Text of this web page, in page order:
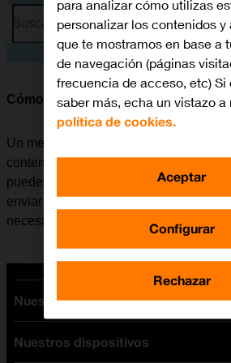
Busca por problema o tema
Cómo escribir y enviar un MMS
Un mensaje multimedia (MMS) es un
contener imágenes y otros archivos
pueden enviar a otros teléfonos
enviar ni recibir MMS después de
necesario
configurar el móvil para MMS
Nuestras tarifas
Tarifas Orange
Nuestros dispositivos
para analizar cómo utilizas
personalizar los contenidos y
que te mostramos en base a
de navegación (páginas
frecuencia de acceso, etc) Si
saber más, echa un vistazo a
política de cookies.
Configurar
Rechazar
Aceptar